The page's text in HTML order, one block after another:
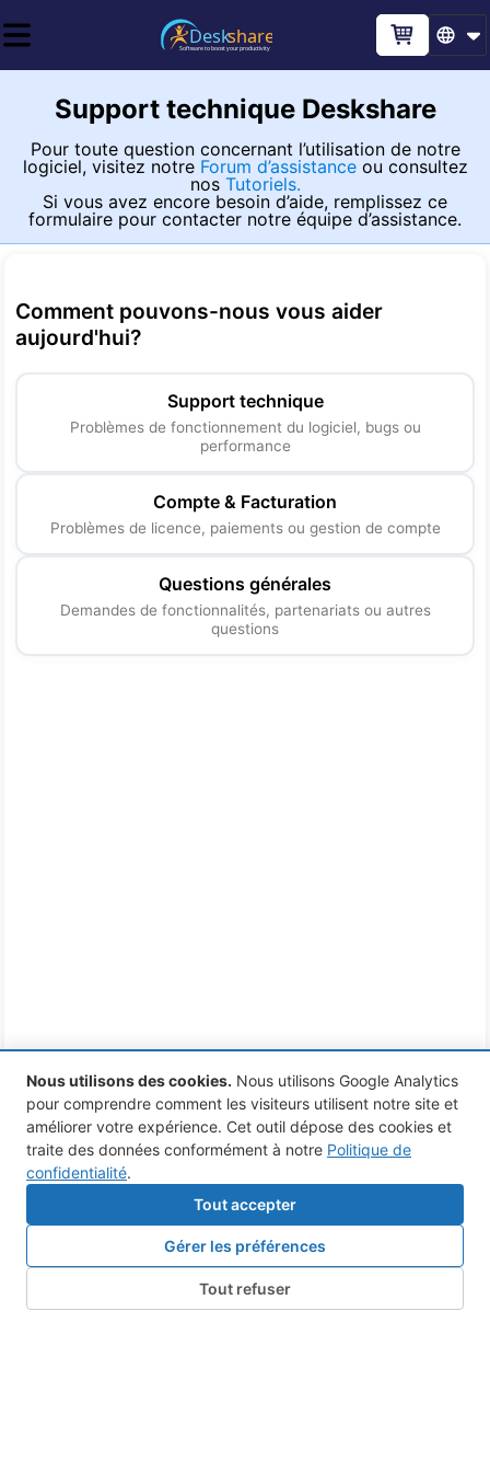
Nous utilisons des cookies. Nous utilisons Google Analytics
pour comprendre comment les visiteurs utilisent notre site et
améliorer votre expérience. Cet outil dépose des cookies et
traite des données conformément à notre Politique de
confidentialité.
Tout accepter
Gérer les préférences
Tout refuser
Support technique Deskshare
Pour toute question concernant l’utilisation de notre
logiciel, visitez notre Forum d’assistanceou consultez
nos Tutoriels.
Si vous avez encore besoin d’aide, remplissez ce
formulaire pour contacter notre équipe d’assistance.
Comment pouvons-nous vous aider
aujourd'hui?
Support technique
Problèmes de fonctionnement du logiciel, bugs ou
performance
Compte & Facturation
Problèmes de licence, paiements ou gestion de compte
Questions générales
Demandes de fonctionnalités, partenariats ou autres
questions